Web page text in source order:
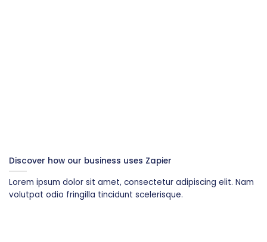
Discover how our business uses Zapier
Lorem ipsum dolor sit amet, consectetur adipiscing elit. Nam
volutpat odio fringilla tincidunt scelerisque.